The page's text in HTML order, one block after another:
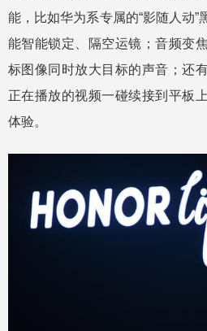
能，比如华为系专属的“影随人动
能智能锁定、隔空运镜；音频变
标图像同时放大目标的声音；还
正在播放的视频一碰续接到平板
体验。